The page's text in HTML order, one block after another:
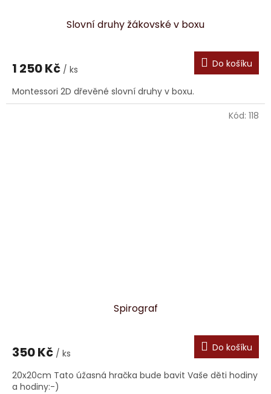
Slovní druhy žákovské v boxu
1 250 Kč / ks Do košíku
Montessori 2D dřevěné slovní druhy v boxu.
Spirograf
350 Kč / ks Do košíku
20x20cm Tato úžasná hračka bude bavit Vaše děti hodiny
a hodiny:-)
Kód: 118